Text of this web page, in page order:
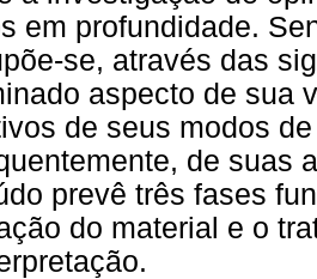
em profundidade.
se, através das
aspecto de sua
de seus modos
de suas
prevê três fases
do material e o